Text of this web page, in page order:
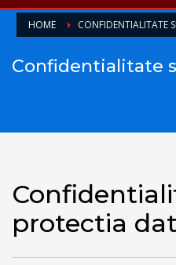
HOME CONFIDENTIALITATE
Confidentialitate
protectia